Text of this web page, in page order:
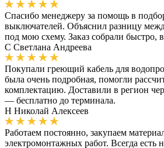
Спасибо менеджеру за помощь в
выключателей. Объяснил разницу
под мою схему. Заказ собрали быстро,
С Светлана Андреева
Покупали греющий кабель для
была очень подробная, помогли
комплектацию. Доставили в регион
— бесплатно до терминала.
Н Николай Алексеев
Работаем постоянно, закупаем
электромонтажных работ. Всегда есть